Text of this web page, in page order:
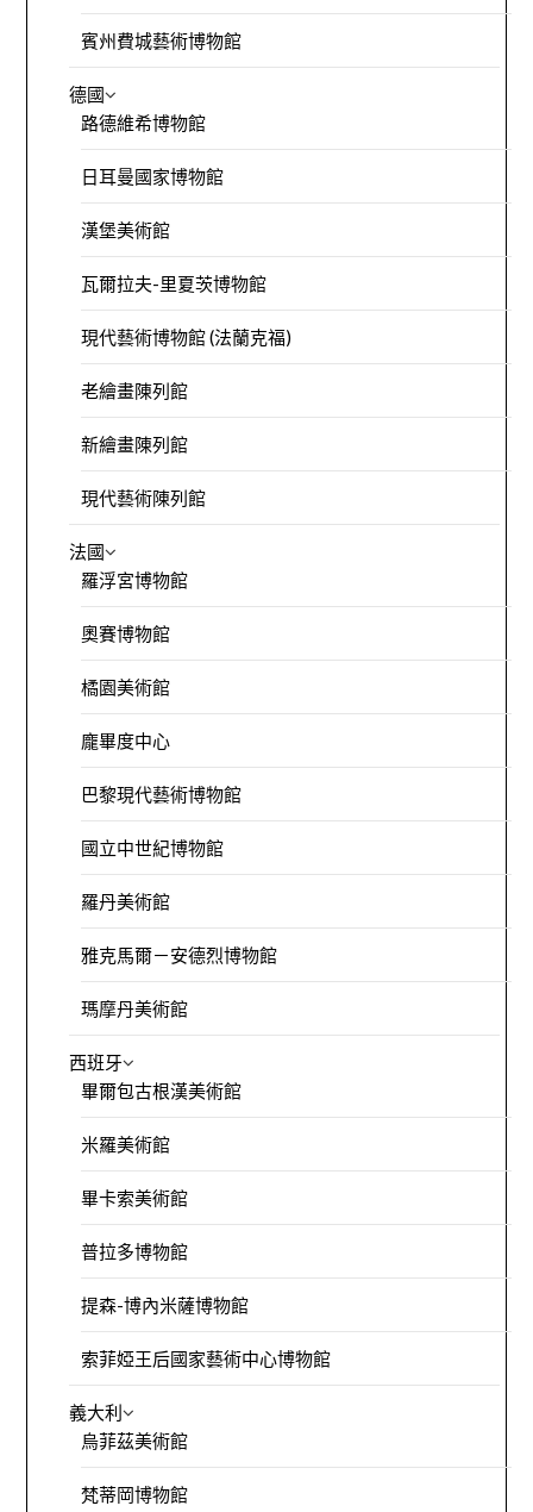
賓州費城藝術博物館
德國
路德維希博物館
日耳曼國家博物館
漢堡美術館
瓦爾拉夫-里夏茨博物館
現代藝術博物館 (法蘭克福)
老繪畫陳列館
新繪畫陳列館
現代藝術陳列館
法國
羅浮宮博物館
奧賽博物館
橘園美術館
龐畢度中心
巴黎現代藝術博物館
國立中世紀博物館
羅丹美術館
雅克馬爾－安德烈博物館
瑪摩丹美術館
西班牙
畢爾包古根漢美術館
米羅美術館
畢卡索美術館
普拉多博物館
提森-博內米薩博物館
索菲婭王后國家藝術中心博物館
義大利
烏菲茲美術館
梵蒂岡博物館